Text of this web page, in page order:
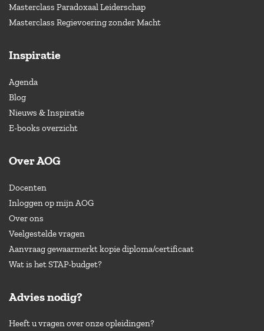
Masterclass Paradoxaal Leiderschap
Masterclass Regievoering zonder Macht
Inspiratie
Agenda
Blog
Nieuws & Inspiratie
E-books overzicht
Over AOG
Docenten
Inloggen op mijn AOG
Over ons
Veelgestelde vragen
Aanvraag gewaarmerkt kopie diploma/certificaat
Wat is het STAP-budget?
Advies nodig?
Heeft u vragen over onze opleidingen?